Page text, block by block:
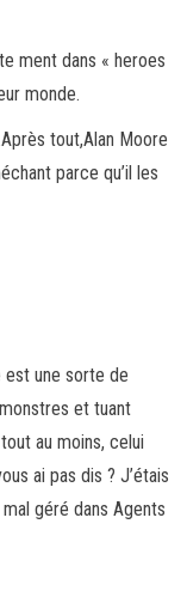
ment dans « heroes
monde.
tout,Alan Moore
parce qu’il les
est une sorte de
et tuant
au moins, celui
ai pas dis ? J’étais
géré dans Agents